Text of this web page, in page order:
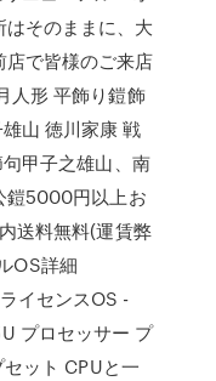
そのままに、大
で皆様のご来店
人形 平飾り鎧飾
山 徳川家康 戦
甲子之雄山、南
鎧5000円以上お
送料無料(運賃弊
OS詳細
イセンスOS -
プロセッサー プ
ット CPUと一